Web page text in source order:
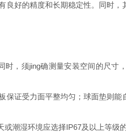
好的精度和长期稳定性。同时
，须jing确测量安装空间的尺寸
证受力面平整均匀；球面垫则
潮湿环境应选择IP67及以上等级